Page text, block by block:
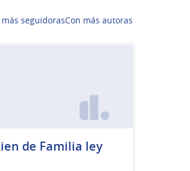
más seguidorasCon más autoras
de Familia ley